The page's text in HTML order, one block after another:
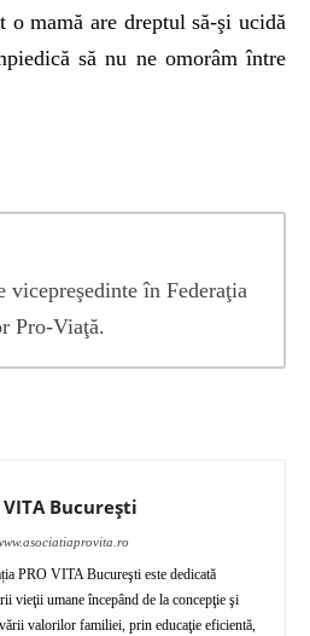
mamă are dreptul să-şi ucidă
să nu ne omorâm între
vicepreşedinte în Federaţia
Pro-Viaţă.
VITA București
PRO VITA Bucureşti este dedicată
vieţii umane începând de la concepţie şi
valorilor familiei, prin educaţie eficientă,